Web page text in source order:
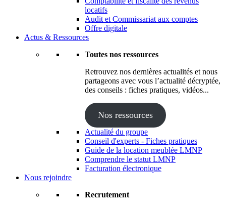
locatifs
Audit et Commissariat aux comptes
Offre digitale
Actus & Ressources
Toutes nos ressources
Retrouvez nos dernières actualités et nous
partageons avec vous l’actualité décryptée,
des conseils : fiches pratiques, vidéos...
Nos ressources
Actualité du groupe
Conseil d'experts - Fiches pratiques
Guide de la location meublée LMNP
Comprendre le statut LMNP
Facturation électronique
Nous rejoindre
Recrutement